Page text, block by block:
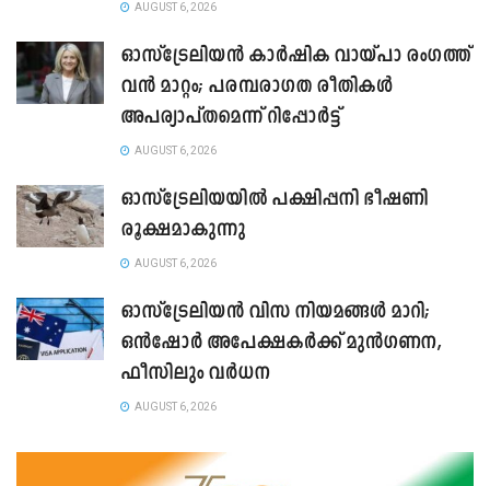
AUGUST 6, 2026
ഓസ്‌ട്രേലിയൻ കാർഷിക വായ്പാ രംഗത്ത്
വൻ മാറ്റം; പരമ്പരാഗത രീതികൾ
അപര്യാപ്തമെന്ന് റിപ്പോർട്ട്
AUGUST 6, 2026
ഓസ്ട്രേലിയയിൽ പക്ഷിപ്പനി ഭീഷണി
രൂക്ഷമാകുന്നു
AUGUST 6, 2026
ഓസ്‌ട്രേലിയൻ വിസ നിയമങ്ങൾ മാറി;
ഒൻഷോർ അപേക്ഷകർക്ക് മുൻഗണന,
ഫീസിലും വർധന
AUGUST 6, 2026